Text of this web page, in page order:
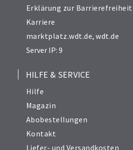
Erklärung zur Barrierefreiheit
Karriere
marktplatz.wdt.de,wdt.de
Server IP: 9
HILFE & SERVICE
Hilfe
Magazin
Abobestellungen
Kontakt
Liefer- und Versandkosten